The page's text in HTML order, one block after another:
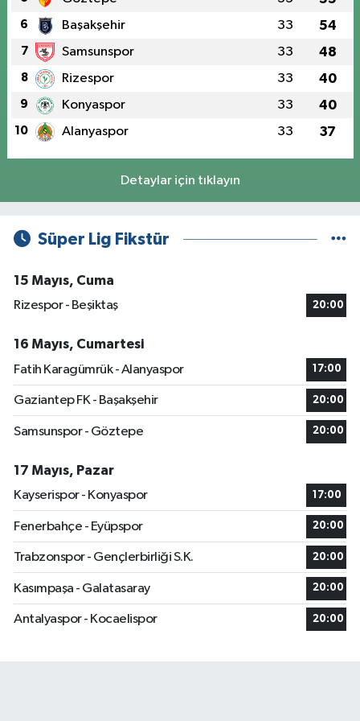
6 Başakşehir 33 54
7 Samsunspor 33 48
8 Rizespor 33 40
9 Konyaspor 33 40
10 Alanyaspor 33 37
Detaylar için tıklayın
Süper Lig Fikstür
15 Mayıs, Cuma
Rizespor - Beşiktaş
20:00
16 Mayıs, Cumartesi
Fatih Karagümrük - Alanyaspor
17:00
Gaziantep FK - Başakşehir 20:00
Samsunspor - Göztepe 20:00
17 Mayıs, Pazar
Kayserispor - Konyaspor
17:00
Fenerbahçe - Eyüpspor 20:00
Trabzonspor - Gençlerbirliği S.K. 20:00
Kasımpaşa - Galatasaray 20:00
Antalyaspor - Kocaelispor 20:00